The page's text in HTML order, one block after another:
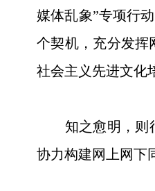
媒体乱象”专项行
个契机，充分发挥
社会主义先进文化
知之愈明，则行
协力构建网上网下